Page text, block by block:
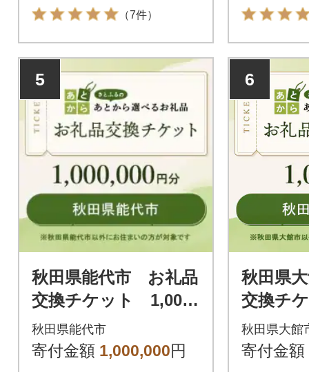
す。付与されたお礼品交換チ
ケットは秋田県能代市が指定
するお礼品と交換が可能で
す。
（7件）
ます。付与
チケットは
定するお礼
す。
5
秋田県能代市 お礼品
交換チケット 1,000,
000円分
秋田県能代市
寄付金額 1,000,000円
6
秋田県
交換チ
円分
秋田県大館
寄付金額